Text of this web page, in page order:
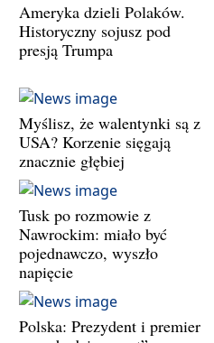
Ameryka dzieli Polaków.
Historyczny sojusz pod
presją Trumpa
Myślisz, że walentynki są z
USA? Korzenie sięgają
znacznie głębiej
Tusk po rozmowie z
Nawrockim: miało być
pojednawczo, wyszło
napięcie
Polska: Prezydent i premier